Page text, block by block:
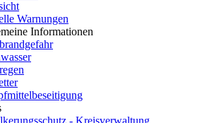
Warnungen
Informationen
- Kreisverwaltung